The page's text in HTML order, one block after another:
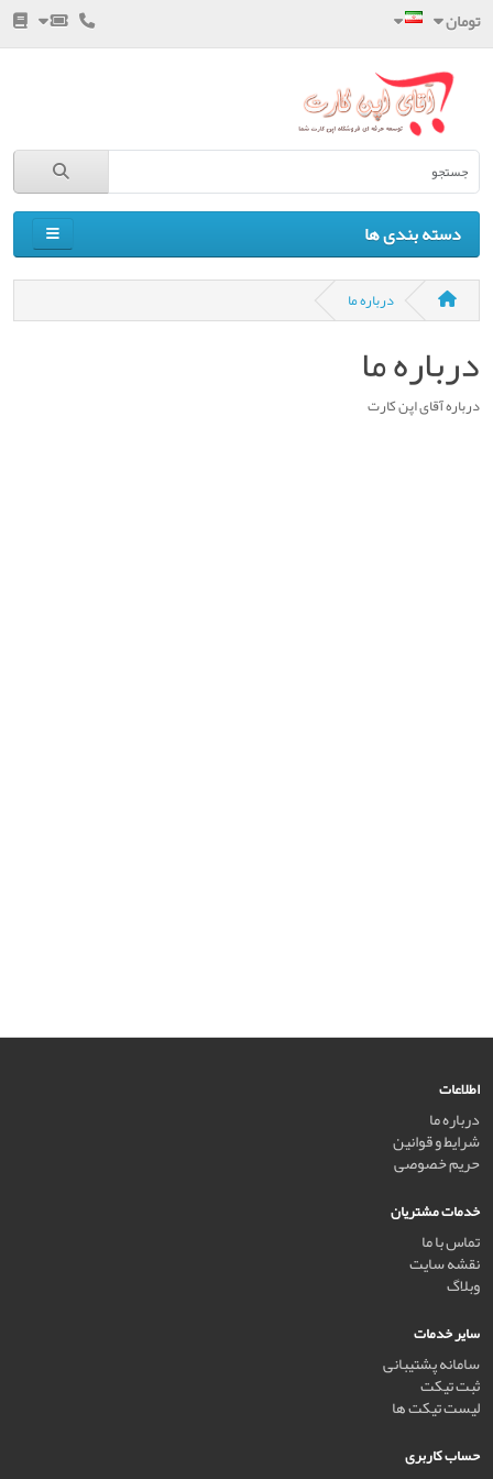
تومان
دسته بندی ها
درباره ما
درباره ما
درباره آقای اپن کارت
اطلاعات
درباره ما
شرایط و قوانین
حریم خصوصی
خدمات مشتریان
تماس با ما
نقشه سایت
وبلاگ
سایر خدمات
سامانه پشتیبانی
ثبت تیکت
لیست تیکت ها
حساب کاربری